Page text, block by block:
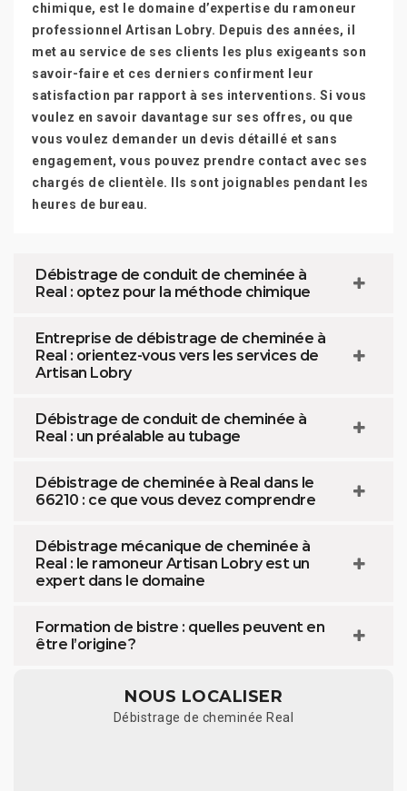
chimique, est le domaine d’expertise du ramoneur
professionnel Artisan Lobry. Depuis des années, il
met au service de ses clients les plus exigeants son
savoir-faire et ces derniers confirment leur
satisfaction par rapport à ses interventions. Si vous
voulez en savoir davantage sur ses offres, ou que
vous voulez demander un devis détaillé et sans
engagement, vous pouvez prendre contact avec ses
chargés de clientèle. Ils sont joignables pendant les
heures de bureau.
Débistrage de conduit de cheminée à
Real : optez pour la méthode chimique
Entreprise de débistrage de cheminée à
Real : orientez-vous vers les services de
Artisan Lobry
Débistrage de conduit de cheminée à
Real : un préalable au tubage
Débistrage de cheminée à Real dans le
66210 : ce que vous devez comprendre
Débistrage mécanique de cheminée à
Real : le ramoneur Artisan Lobry est un
expert dans le domaine
Formation de bistre : quelles peuvent en
être l’origine ?
NOUS LOCALISER
Débistrage de cheminée Real